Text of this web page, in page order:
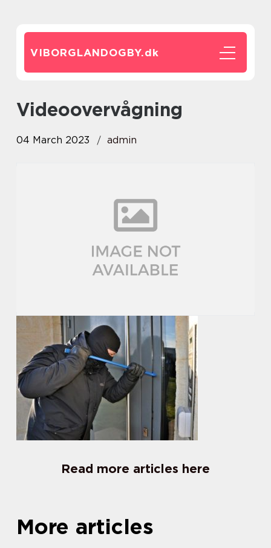
VIBORGLANDOGBY.dk
videoovervågning
04 March 2023 admin
Read more articles here
More articles